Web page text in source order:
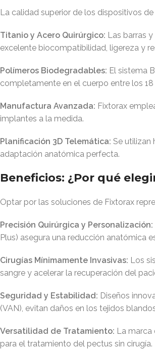
La calidad superior de los dispositivos
Titanio y Acero Quirúrgico: Las barras
excelente biocompatibilidad, ligereza y
Polímeros Biodegradables: El sistema
completamente en el cuerpo entre los 18
Manufactura Avanzada: Fixtorax
implantes a la medida.
Planificación 3D Telemática: Se utilizan
adaptación anatómica perfecta.
Beneficios: ¿Por qué
Optar por las soluciones de Fixtorax
Precisión Quirúrgica y Personalización:
Plus) asegura una reducción anatómica
Cirugías Mínimamente Invasivas: Los
sangre y acelerar la recuperación del
Seguridad y Estabilidad: Diseños
(VAN), evitan daños en los tejidos
Versatilidad de Tratamiento: La marca
para el tratamiento del pectus sin cirugía.